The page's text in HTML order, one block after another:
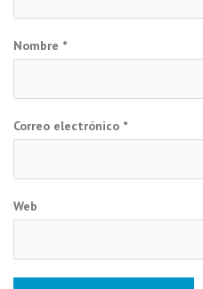
Nombre *
Correo electrónico *
Web